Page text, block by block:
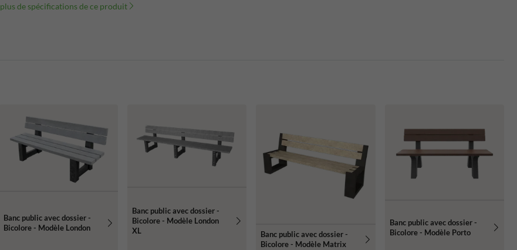
plus de spécifications de ce produit
Banc public avec dossier -
Bicolore - Modèle London
Banc public avec dossier -
Bicolore - Modèle London
XL
Banc public avec dossier -
Bicolore - Modèle Matrix
Banc public avec dossier -
Bicolore - Modèle Porto